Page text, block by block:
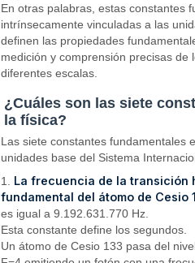
En otras palabras, estas constantes
intrínsecamente vinculadas a las
definen las propiedades
medición y comprensión precisas de
diferentes escalas.
¿Cuáles son las siete
la física?
Las siete constantes fundamentales
unidades base del Sistema
1. La frecuencia de la transición
fundamental del átomo de Cesio
es igual a 9.192.631.770 Hz.
Esta constante define los segundos.
Un átomo de Cesio 133 pasa del